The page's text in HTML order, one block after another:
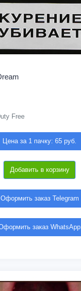
Free
Цена за 1 пачку: 65 руб.
Добавить в корзину
Оформить заказ Telegram
заказ WhatsApp